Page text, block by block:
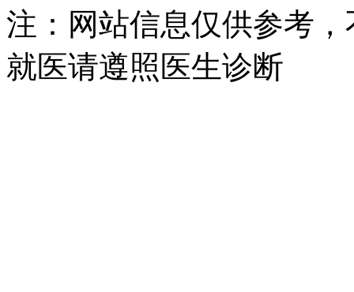
注：网站信息仅供参考
就医请遵照医生诊断